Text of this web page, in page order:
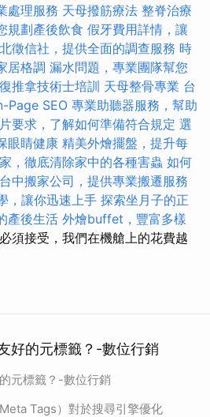
處理服務 天母撥筋療法 整脊治療
規劃產後飲食 假牙費用詳情，讓
徵信社，提供全面的調查服務 時
居格調 漏水問題，專業團隊幫您
推拿技術士培訓 天母整骨專業 台
Page SEO 專業助聽器服務，幫助
要求，了解如何準備符合規定 選
眼睛健康 精美外燴擺盤，提升每
，徹底清除家中的各種害蟲 如何
台中搬家公司，提供專業搬遷服務
，讓你迅速上手 探索坐月子的正
產後生活 外燴buffet，豐富多樣
須接受，我們在機艙上的花費越
好的元標籤？-數位行銷
元標籤？-數位行銷
Tags）對於搜尋引擎優化